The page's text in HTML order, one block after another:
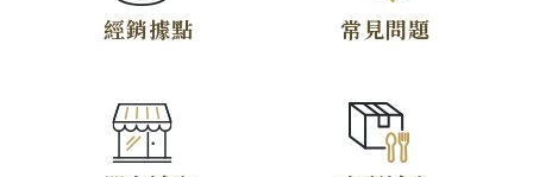
經銷據點 常見問題